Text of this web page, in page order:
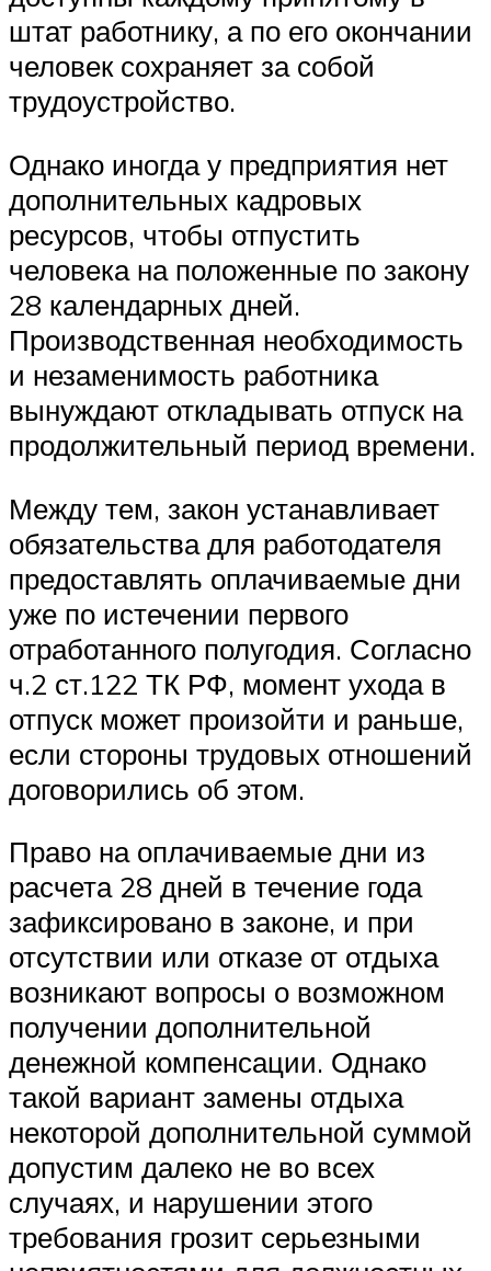
штат работнику, а по его окончании
человек сохраняет за собой
трудоустройство.
Однако иногда у предприятия нет
дополнительных кадровых
ресурсов, чтобы отпустить
человека на положенные по закону
28 календарных дней.
Производственная необходимость
и незаменимость работника
вынуждают откладывать отпуск на
продолжительный период времени.
Между тем, закон устанавливает
обязательства для работодателя
предоставлять оплачиваемые дни
уже по истечении первого
отработанного полугодия. Согласно
ч.2 ст.122 ТК РФ, момент ухода в
отпуск может произойти и раньше,
если стороны трудовых отношений
договорились об этом.
Право на оплачиваемые дни из
расчета 28 дней в течение года
зафиксировано в законе, и при
отсутствии или отказе от отдыха
возникают вопросы о возможном
получении дополнительной
денежной компенсации. Однако
такой вариант замены отдыха
некоторой дополнительной суммой
допустим далеко не во всех
случаях, и нарушении этого
требования грозит серьезными